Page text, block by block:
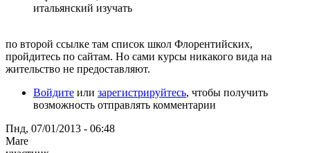
итальянский изучать
по второй ссылке там список школ Флорентийских,
пройдитесь по сайтам. Но сами курсы никакого вида на
жительство не предоставляют.
Войдите или зарегистрируйтесь, чтобы получить
возможность отправлять комментарии
Пнд, 07/01/2013 - 06:48
Mare